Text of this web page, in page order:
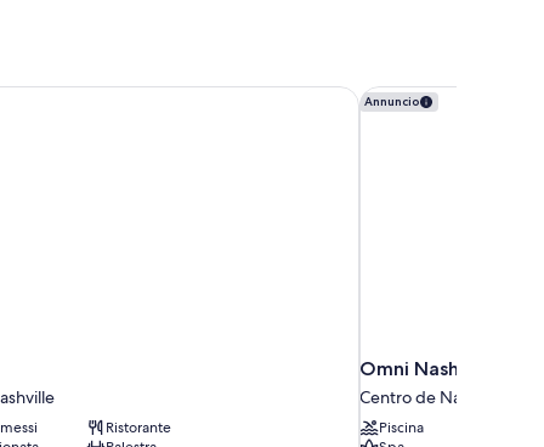
Ristorante
Annuncio
Omni Nashville
Centro de Nashville
Piscina
Omni Nashville Hotel